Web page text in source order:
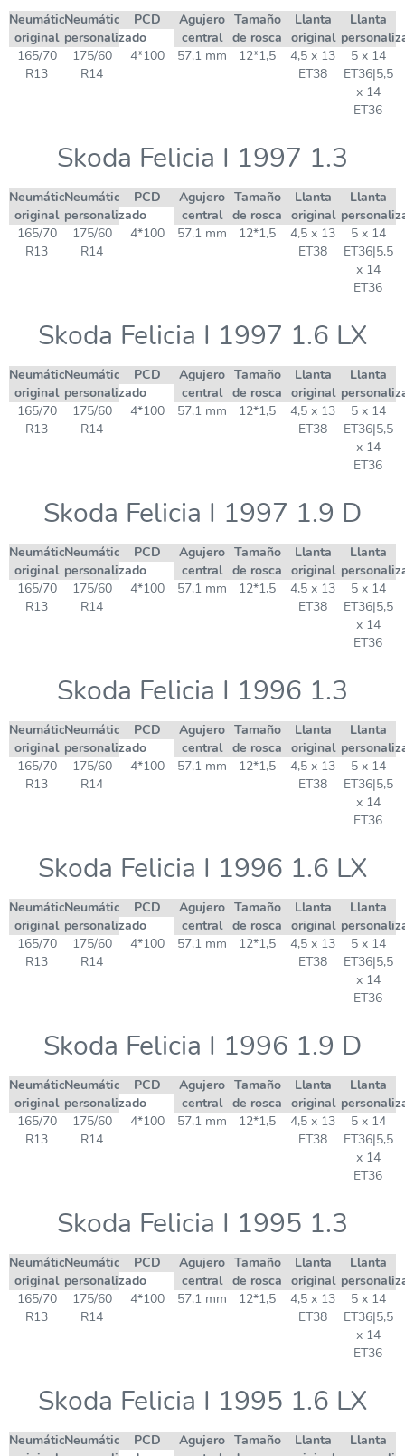
Neumático
original
Neumático
personalizado
PCD
Agujero
central
Tamaño
de rosca
Llanta
original
Llanta
165/70
R13
175/60
R14
4*100 57,1 mm 12*1,5
4,5 x 13
ET38
5 x 14
ET36|5,5
x 14
ET36
Skoda Felicia I 1997 1.3
Neumático
original
Neumático
personalizado
PCD
Agujero
central
Tamaño
de rosca
Llanta
original
Llanta
165/70
R13
175/60
R14
4*100 57,1 mm 12*1,5
4,5 x 13
ET38
5 x 14
ET36|5,5
x 14
ET36
Skoda Felicia I 1997 1.6 LX
Neumático
original
Neumático
personalizado
PCD
Agujero
central
Tamaño
de rosca
Llanta
original
Llanta
165/70
R13
175/60
R14
4*100 57,1 mm 12*1,5
4,5 x 13
ET38
5 x 14
ET36|5,5
x 14
ET36
Skoda Felicia I 1997 1.9 D
Neumático
original
Neumático
personalizado
PCD
Agujero
central
Tamaño
de rosca
Llanta
original
Llanta
165/70
R13
175/60
R14
4*100 57,1 mm 12*1,5
4,5 x 13
ET38
5 x 14
ET36|5,5
x 14
ET36
Skoda Felicia I 1996 1.3
Neumático
original
Neumático
personalizado
PCD
Agujero
central
Tamaño
de rosca
Llanta
original
Llanta
165/70
R13
175/60
R14
4*100 57,1 mm 12*1,5
4,5 x 13
ET38
5 x 14
ET36|5,5
x 14
ET36
Skoda Felicia I 1996 1.6 LX
Neumático
original
Neumático
personalizado
PCD
Agujero
central
Tamaño
de rosca
Llanta
original
Llanta
165/70
R13
175/60
R14
4*100 57,1 mm 12*1,5
4,5 x 13
ET38
5 x 14
ET36|5,5
x 14
ET36
Skoda Felicia I 1996 1.9 D
Neumático
original
Neumático
personalizado
PCD
Agujero
central
Tamaño
de rosca
Llanta
original
Llanta
165/70
R13
175/60
R14
4*100 57,1 mm 12*1,5
4,5 x 13
ET38
5 x 14
ET36|5,5
x 14
ET36
Skoda Felicia I 1995 1.3
Neumático
original
Neumático
personalizado
PCD
Agujero
central
Tamaño
de rosca
Llanta
original
Llanta
165/70
R13
175/60
R14
4*100 57,1 mm 12*1,5
4,5 x 13
ET38
5 x 14
ET36|5,5
x 14
ET36
Skoda Felicia I 1995 1.6 LX
NeumáticoNeumático
PCD
Agujero Tamaño
Llanta
Llanta